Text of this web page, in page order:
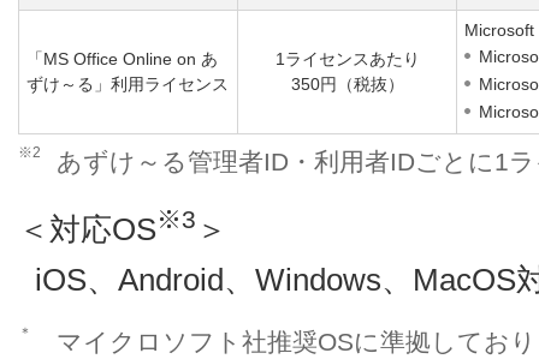
「MS Office Online on あ
ずけ～る」利用ライセンス
1ライセンスあたり
350円（税抜）
Microsoft
※2 あずけ～る管理者ID・利用者IDごとに1
＜対応OS※3 ＞
iOS、Android、Windows、MacOS
＊
マイクロソフト社推奨OSに準拠してお